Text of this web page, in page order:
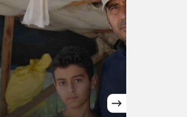
Modu
Modu
modunu seçin.